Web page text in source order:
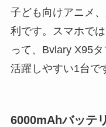
子ども向けアニメ
利です。スマホで
って、Bvlary X95
活躍しやすい1台で
6000mAhバッテ